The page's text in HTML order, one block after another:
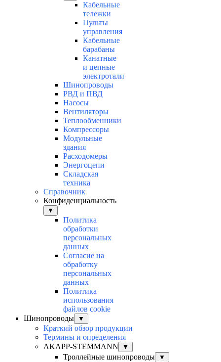
Кабельные
тележки
Пульты
управления
Кабельные
барабаны
Канатные
и цепные
электротали
Шинопроводы
РВД и ПВД
Насосы
Вентиляторы
Теплообменники
Компрессоры
Модульные
здания
Расходомеры
Энергоцепи
Складская
техника
Справочник
Конфиденциальность
▼
Политика
обработки
персональных
данных
Согласие на
обработку
персональных
данных
Политика
использования
файлов cookie
Шинопроводы
▼
Краткий обзор продукции
Термины и определения
AKAPP-STEMMANN
▼
Троллейные шинопроводы ▼